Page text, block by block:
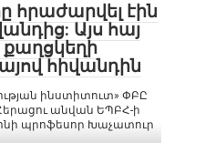
հրաժարվել էին
Այս հայ
քաղցկեղի
հիվանդին
ինստիտուտ» ՓԲԸ
անվան ԵՊԲՀ-ի
պրոֆեսոր Խաչատուր